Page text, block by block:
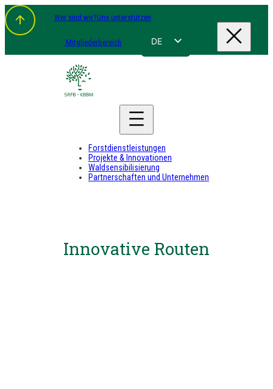
Wer sind wir?Uns unterstützen
Mitgliederbereich DE
Forstdienstleistungen
Projekte & Innovationen
Waldsensibilisierung
Partnerschaften und Unternehmen
Innovative Routen